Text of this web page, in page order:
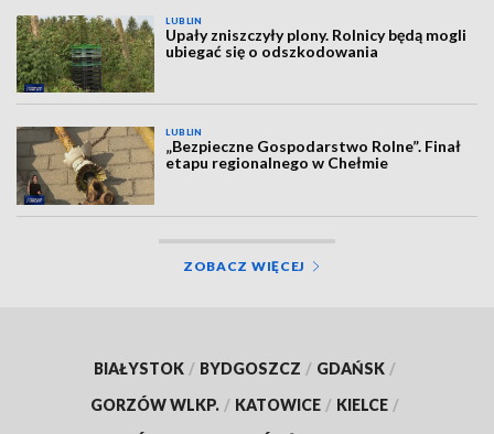
LUBLIN
Upały zniszczyły plony. Rolnicy będą mogli
ubiegać się o odszkodowania
LUBLIN
„Bezpieczne Gospodarstwo Rolne”. Finał
etapu regionalnego w Chełmie
ZOBACZ WIĘCEJ
BIAŁYSTOK / BYDGOSZCZ / GDAŃSK /
GORZÓW WLKP. / KATOWICE / KIELCE /